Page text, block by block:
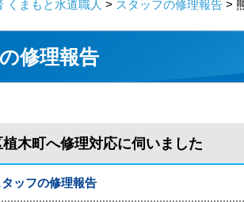
くまもと水道職人 > スタッフの修理報告 >
修理報告
木町へ修理対応に伺いました
タッフの修理報告